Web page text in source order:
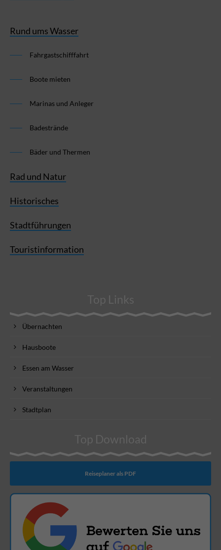
Rund ums Wasser
Fahrgastschifffahrt
Boote mieten
Marinas und Anleger
Badestrände
Bäder und Thermen
Rad und Natur
Historisches
Stadtführungen
Touristinformation
Top Links
Übernachten
Hausboote
Essen am Wasser
Veranstaltungen
Stadtplan
Top Download
Reiseplaner als PDF